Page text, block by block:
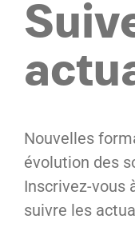
Nouvelles
évolution des
Inscrivez-vous
suivre les